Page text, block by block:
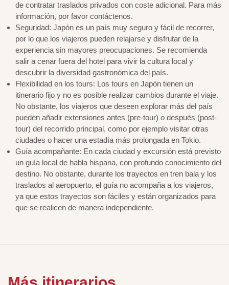
de contratar traslados privados con coste adicional. Para más
información, por favor contáctenos.
Seguridad: Japón es un país muy seguro y fácil de recorrer,
por lo que los viajeros pueden relajarse y disfrutar de la
experiencia sin mayores preocupaciones. Se recomienda
salir a cenar fuera del hotel para vivir la cultura local y
descubrir la diversidad gastronómica del país.
Flexibilidad en los tours: Los tours en Japón tienen un
itinerario fijo y no es posible realizar cambios durante el viaje.
No obstante, los viajeros que deseen explorar más del país
pueden añadir extensiones antes (pre-tour) o después (post-
tour) del recorrido principal, como por ejemplo visitar otras
ciudades o hacer una estadía más prolongada en Tokio.
Guía acompañante: En cada ciudad y excursión está previsto
un guía local de habla hispana, con profundo conocimiento del
destino. No obstante, durante los trayectos en tren bala y los
traslados al aeropuerto, el guía no acompaña a los viajeros,
ya que estos trayectos son fáciles y están organizados para
que se realicen de manera independiente.